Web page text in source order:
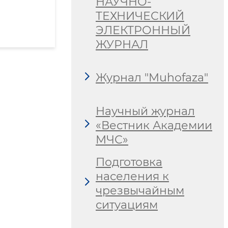
ТЕХНИЧЕСКИЙ
ЭЛЕКТРОННЫЙ
ЖУРНАЛ
Журнал "Muhofaza"
Научный журнал
«Вестник Академии
МЧС»
Подготовка
населения к
чрезвычайным
ситуациям